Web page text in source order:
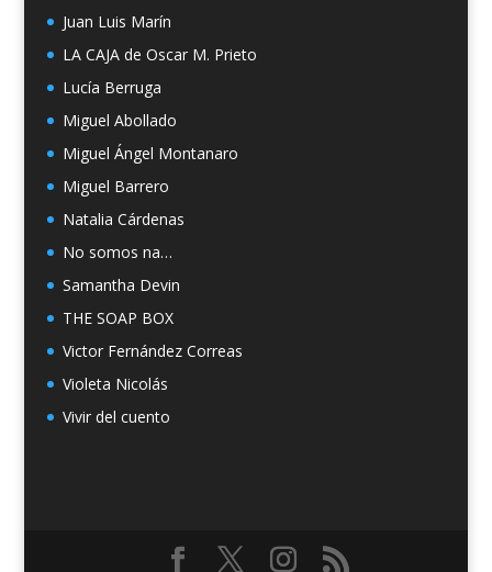
Juan Luis Marín
LA CAJA de Oscar M. Prieto
Lucía Berruga
Miguel Abollado
Miguel Ángel Montanaro
Miguel Barrero
Natalia Cárdenas
No somos na…
Samantha Devin
THE SOAP BOX
Victor Fernández Correas
Violeta Nicolás
Vivir del cuento